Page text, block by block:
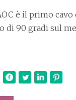
è il primo
di 90 gradi sul